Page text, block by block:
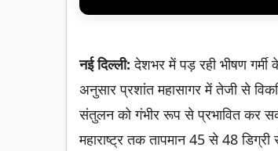
नई दिल्ली: देशभर में पड़ रही भीषण गर्मी
अनुसार प्रशांत महासागर में तेजी से
संतुलन को गंभीर रूप से प्रभावित कर
महाराष्ट्र तक तापमान 45 से 48